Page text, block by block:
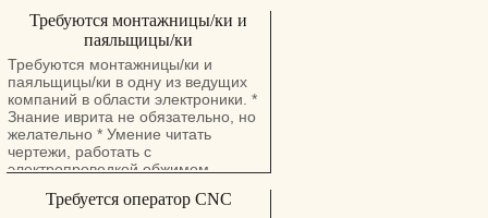
Требуются монтажницы/ки и
паяльщицы/ки
Требуются монтажницы/ки и
паяльщицы/ки в одну из ведущих
компаний в области электроники. *
Знание иврита не обязательно, но
желательно * Умение читать
чертежи, работать с
электропроводкой обжимом
пайкой - желательно, но не
Требуется оператор CNC